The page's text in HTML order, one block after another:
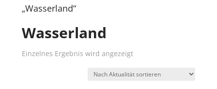
„Wasserland“
Wasserland
Einzelnes Ergebnis wird angezeigt